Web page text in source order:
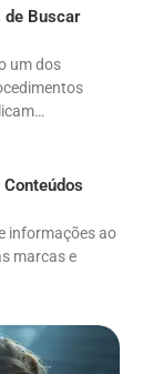
de Buscar
um dos
informações ao
marcas e